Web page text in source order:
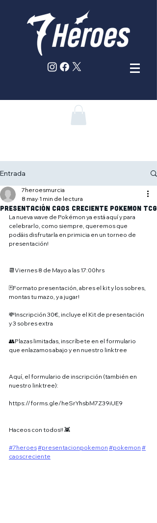
Entrada
presentación caos creciente pokemon tcg
7heroesmurcia
8 may 1 min de lectura
La nueva wave de Pokémon ya está aquí y para
celebrarlo, como siempre, queremos que
podáis disfrutarla en primicia en un torneo de
presentación!
📆Viernes 8 de Mayo a las 17:00hrs
🃏Formato presentación, abres el kit y los sobres,
montas tu mazo, y a jugar!
💸Inscripción 30€, incluye el Kit de presentación
y 3 sobres extra
👥Plazas limitadas, inscríbete en el formulario
que enlazamos abajo y en nuestro linktree
Aquí, el formulario de inscripción (también en
nuestro linktree):
https://forms.gle/heSrYhsbM7Z39iUE9
Haceos con todos!! 👾
#7heroes#presentacionpokemon #pokemon #
caoscreciente